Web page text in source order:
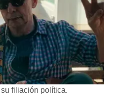
filiación política.